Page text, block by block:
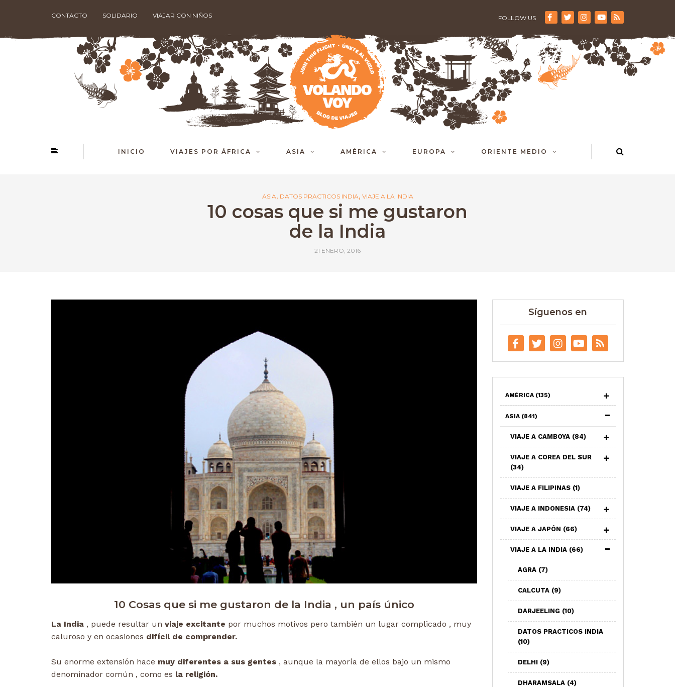
CONTACTO SOLIDARIO VIAJAR CON NIÑOS FOLLOW US
INICIO VIAJES POR ÁFRICA ASIA AMÉRICA EUROPA ORIENTE MEDIO
ASIA, DATOS PRACTICOS INDIA, VIAJE A LA INDIA
10 cosas que si me gustaron
de la India
21 ENERO, 2016
10 Cosas que si me gustaron de la India , un país único
La India , puede resultar un viaje excitante por muchos motivos pero también un lugar complicado , muy
caluroso y en ocasiones difícil de comprender.
Su enorme extensión hace muy diferentes a sus gentes , aunque la mayoría de ellos bajo un mismo
denominador común , como es la religión.
Síguenos en
AMÉRICA (135)
ASIA (841)
VIAJE A CAMBOYA (84)
VIAJE A COREA DEL SUR
(34)
VIAJE A FILIPINAS (1)
VIAJE A INDONESIA (74)
VIAJE A JAPÓN (66)
VIAJE A LA INDIA (66)
AGRA (7)
CALCUTA (9)
DARJEELING (10)
DATOS PRACTICOS INDIA
(10)
DELHI (9)
DHARAMSALA (4)